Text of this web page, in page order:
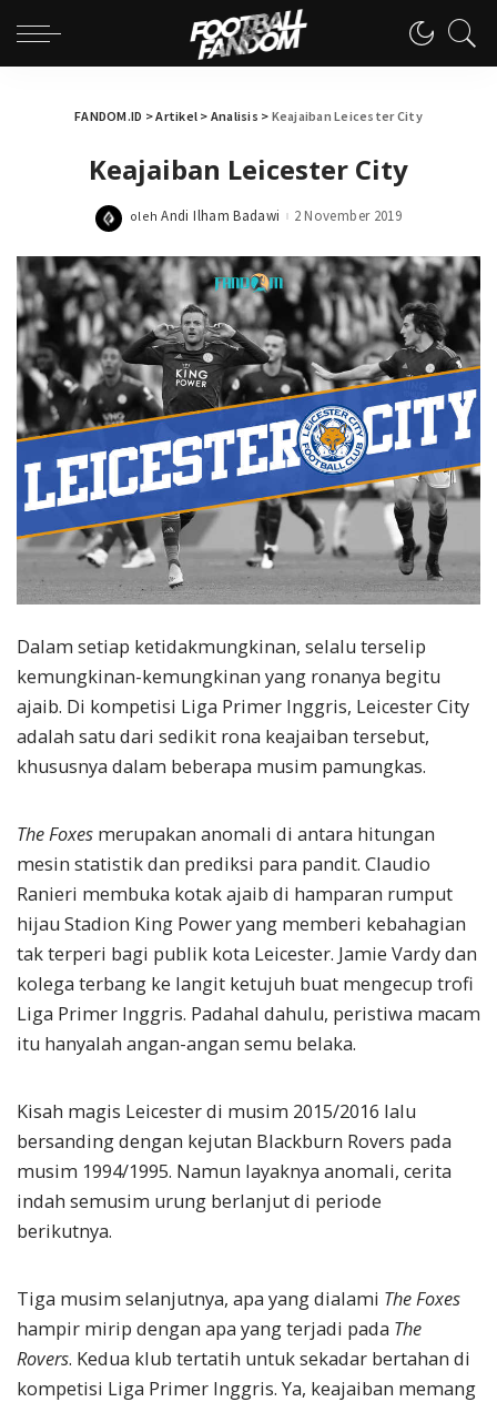
FANDOM.ID >Artikel > Analisis > Keajaiban Leicester City
Keajaiban Leicester City
Posted
oleh Andi Ilham Badawi 2 November 2019
Dalam setiap ketidakmungkinan, selalu terselip
kemungkinan-kemungkinan yang ronanya begitu
ajaib. Di kompetisi Liga Primer Inggris, Leicester City
adalah satu dari sedikit rona keajaiban tersebut,
khususnya dalam beberapa musim pamungkas.
The Foxes merupakan anomali di antara hitungan
mesin statistik dan prediksi para pandit. Claudio
Ranieri membuka kotak ajaib di hamparan rumput
hijau Stadion King Power yang memberi kebahagian
tak terperi bagi publik kota Leicester. Jamie Vardy dan
kolega terbang ke langit ketujuh buat mengecup trofi
Liga Primer Inggris. Padahal dahulu, peristiwa macam
itu hanyalah angan-angan semu belaka.
Kisah magis Leicester di musim 2015/2016 lalu
bersanding dengan kejutan Blackburn Rovers pada
musim 1994/1995. Namun layaknya anomali, cerita
indah semusim urung berlanjut di periode
berikutnya.
Tiga musim selanjutnya, apa yang dialami The Foxes
hampir mirip dengan apa yang terjadi pada The
Rovers. Kedua klub tertatih untuk sekadar bertahan di
kompetisi Liga Primer Inggris. Ya, keajaiban memang